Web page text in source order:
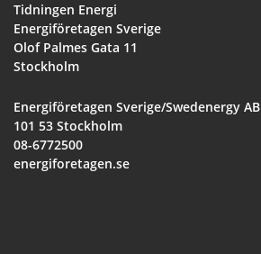
Tidningen Energi
Energiföretagen Sverige
Olof Palmes Gata 11
Stockholm
Energiföretagen Sverige/Swedenergy AB
101 53 Stockholm
08-6772500
energiforetagen.se